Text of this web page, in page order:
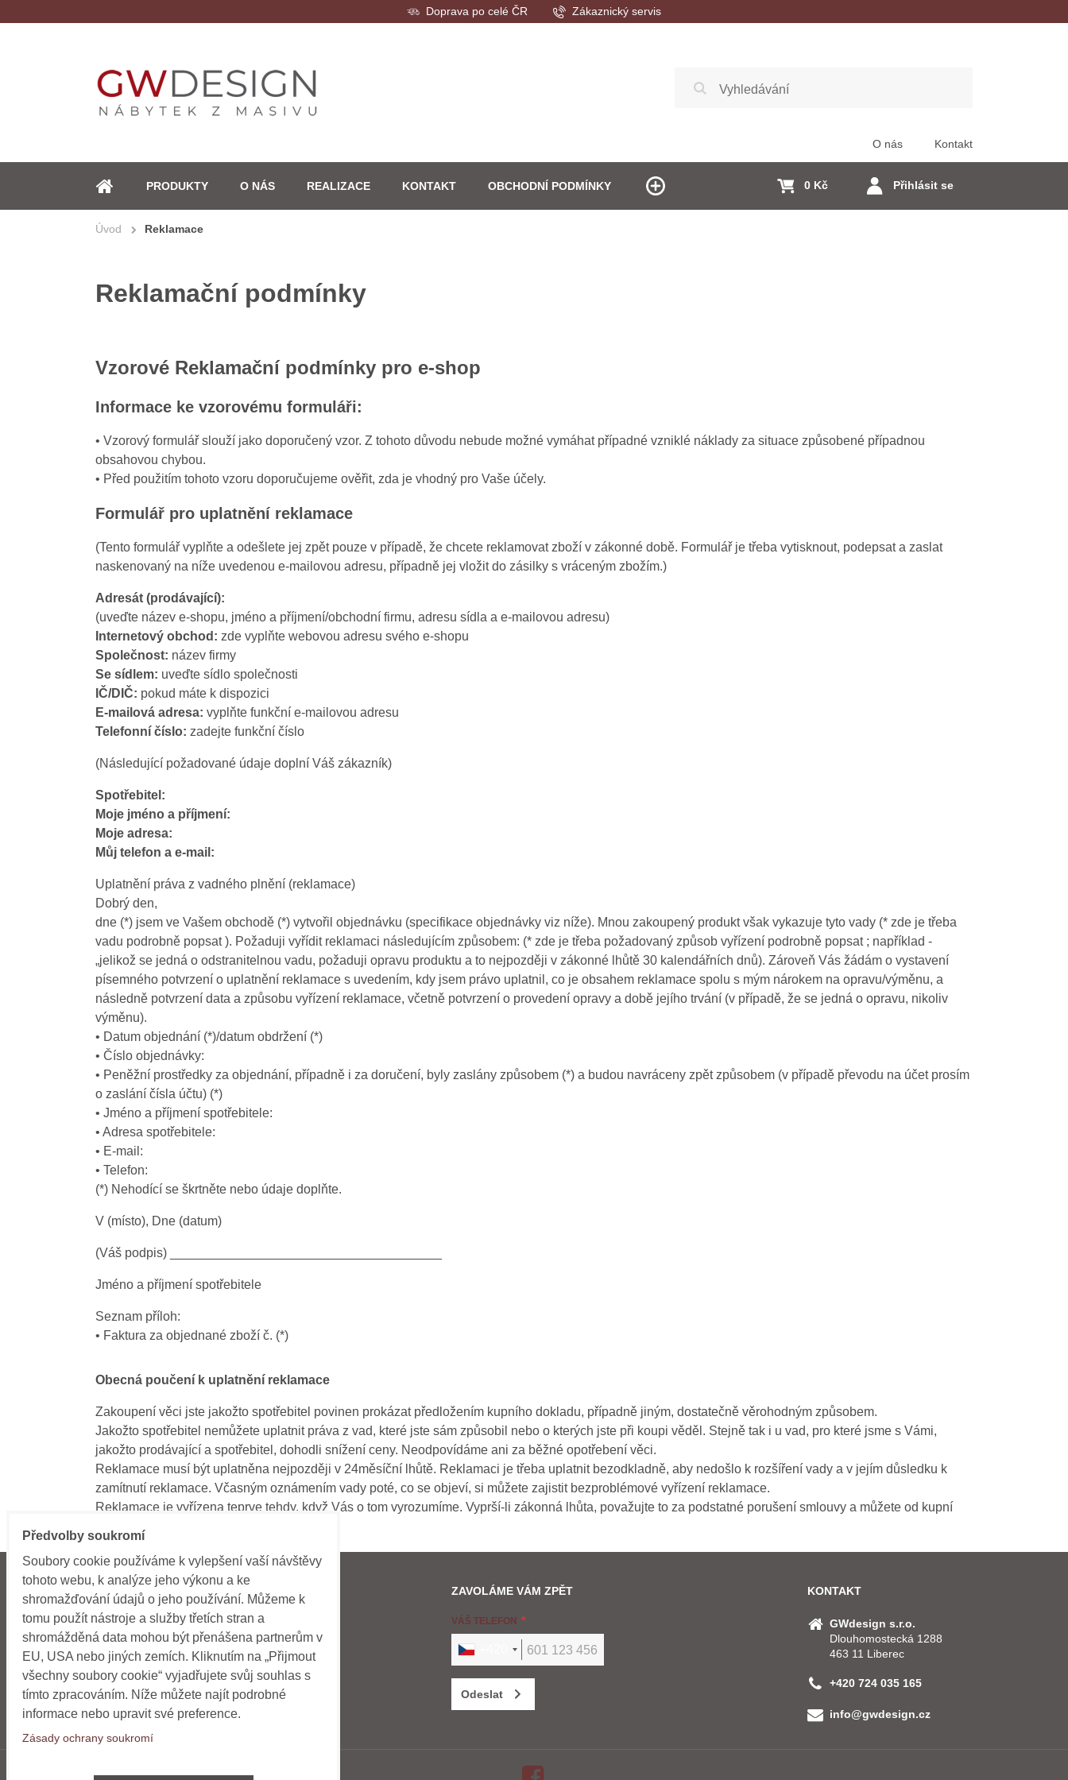
ÚVOD
PRODUKTY O NÁS REALIZACE KONTAKT OBCHODNÍ PODMÍNKY
O nás Kontakt
Přihlásit se
0 Kč
Doprava po celé ČR Zákaznický servis
Úvod Reklamace
Reklamační podmínky
Vzorové Reklamační podmínky pro e-shop
Informace ke vzorovému formuláři:
• Vzorový formulář slouží jako doporučený vzor. Z tohoto důvodu nebude možné vymáhat případné vzniklé náklady za situace způsobené případnou
obsahovou chybou.
• Před použitím tohoto vzoru doporučujeme ověřit, zda je vhodný pro Vaše účely.
Formulář pro uplatnění reklamace
(Tento formulář vyplňte a odešlete jej zpět pouze v případě, že chcete reklamovat zboží v zákonné době. Formulář je třeba vytisknout, podepsat a zaslat
naskenovaný na níže uvedenou e-mailovou adresu, případně jej vložit do zásilky s vráceným zbožím.)
Adresát (prodávající):
(uveďte název e-shopu, jméno a příjmení/obchodní firmu, adresu sídla a e-mailovou adresu)
Internetový obchod: zde vyplňte webovou adresu svého e-shopu
Společnost: název firmy
Se sídlem: uveďte sídlo společnosti
IČ/DIČ: pokud máte k dispozici
E-mailová adresa: vyplňte funkční e-mailovou adresu
Telefonní číslo: zadejte funkční číslo
(Následující požadované údaje doplní Váš zákazník)
Spotřebitel:
Moje jméno a příjmení:
Moje adresa:
Můj telefon a e-mail:
Uplatnění práva z vadného plnění (reklamace)
Dobrý den,
dne (*) jsem ve Vašem obchodě (*) vytvořil objednávku (specifikace objednávky viz níže). Mnou zakoupený produkt však vykazuje tyto vady (* zde je třeba
vadu podrobně popsat ). Požaduji vyřídit reklamaci následujícím způsobem: (* zde je třeba požadovaný způsob vyřízení podrobně popsat ; například -
„jelikož se jedná o odstranitelnou vadu, požaduji opravu produktu a to nejpozději v zákonné lhůtě 30 kalendářních dnů). Zároveň Vás žádám o vystavení
písemného potvrzení o uplatnění reklamace s uvedením, kdy jsem právo uplatnil, co je obsahem reklamace spolu s mým nárokem na opravu/výměnu, a
následně potvrzení data a způsobu vyřízení reklamace, včetně potvrzení o provedení opravy a době jejího trvání (v případě, že se jedná o opravu, nikoliv
výměnu).
• Datum objednání (*)/datum obdržení (*)
• Číslo objednávky:
• Peněžní prostředky za objednání, případně i za doručení, byly zaslány způsobem (*) a budou navráceny zpět způsobem (v případě převodu na účet prosím
o zaslání čísla účtu) (*)
• Jméno a příjmení spotřebitele:
• Adresa spotřebitele:
• E-mail:
• Telefon:
(*) Nehodící se škrtněte nebo údaje doplňte.
V (místo), Dne (datum)
(Váš podpis) ______________________________________
Jméno a příjmení spotřebitele
Seznam příloh:
• Faktura za objednané zboží č. (*)
Obecná poučení k uplatnění reklamace
Zakoupení věci jste jakožto spotřebitel povinen prokázat předložením kupního dokladu, případně jiným, dostatečně věrohodným způsobem.
Jakožto spotřebitel nemůžete uplatnit práva z vad, které jste sám způsobil nebo o kterých jste při koupi věděl. Stejně tak i u vad, pro které jsme s Vámi,
jakožto prodávající a spotřebitel, dohodli snížení ceny. Neodpovídáme ani za běžné opotřebení věci.
Reklamace musí být uplatněna nejpozději v 24měsíční lhůtě. Reklamaci je třeba uplatnit bezodkladně, aby nedošlo k rozšíření vady a v jejím důsledku k
zamítnutí reklamace. Včasným oznámením vady poté, co se objeví, si můžete zajistit bezproblémové vyřízení reklamace.
Reklamace je vyřízena teprve tehdy, když Vás o tom vyrozumíme. Vyprší-li zákonná lhůta, považujte to za podstatné porušení smlouvy a můžete od kupní
INFORMACE
Obchodní podmínky
Doprava a platba
Kontakt
Novinky
ZAVOLÁME VÁM ZPĚT
VÁŠ TELEFON
Odeslat
KONTAKT
GWdesign s.r.o.
Dlouhomostecká 1288
463 11 Liberec
+420 724 035 165
info@gwdesign.cz
Předvolby soukromí
Soubory cookie používáme k vylepšení vaší návštěvy
tohoto webu, k analýze jeho výkonu a ke
shromažďování údajů o jeho používání. Můžeme k
tomu použít nástroje a služby třetích stran a
shromážděná data mohou být přenášena partnerům v
EU, USA nebo jiných zemích. Kliknutím na „Přijmout
všechny soubory cookie“ vyjadřujete svůj souhlas s
tímto zpracováním. Níže můžete najít podrobné
informace nebo upravit své preference.
Zásady ochrany soukromí